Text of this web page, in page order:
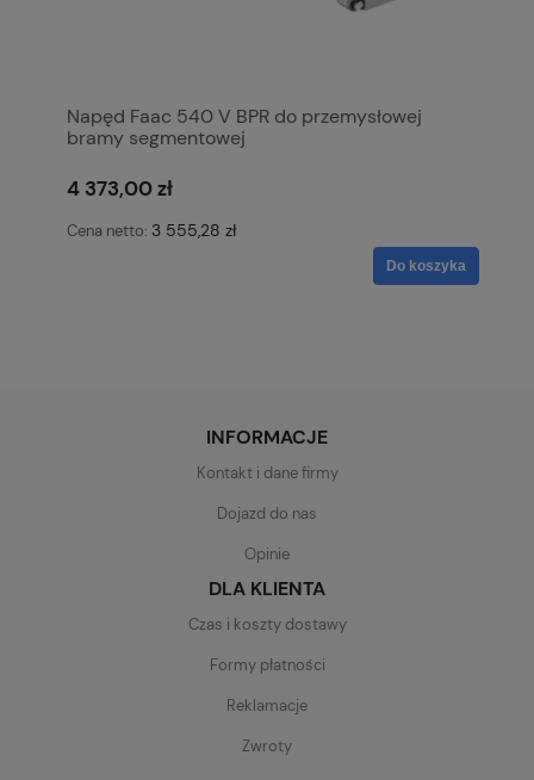
Napęd Faac 540 V BPR do przemysłowej
bramy segmentowej
4 373,00 zł
Cena netto: 3 555,28 zł
Do koszyka
INFORMACJE
Kontakt i dane firmy
Dojazd do nas
Opinie
DLA KLIENTA
Czas i koszty dostawy
Formy płatności
Reklamacje
Zwroty